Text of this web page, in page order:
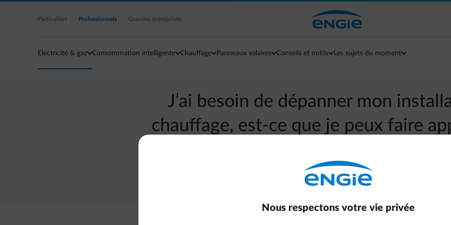
Accéder au contenu principal
Particuliers Professionnels Grandes entreprises
Electricité & gaz Consommation intelligente Chauffage Panneaux solaires Conseils et outils Les sujets du moment
J’ai besoin de dépanner mon
chauffage, est-ce que je peux faire
Retour à la page contact
Nous respectons votre vie privée